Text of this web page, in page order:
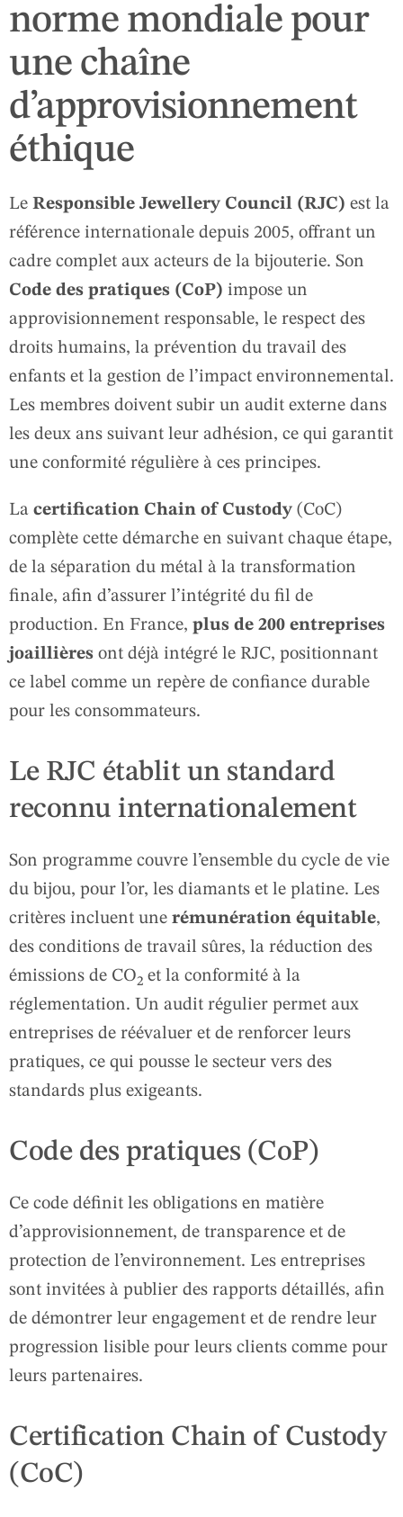
norme mondiale pour
une chaîne
d’approvisionnement
éthique
Le Responsible Jewellery Council (RJC) est la
référence internationale depuis 2005, offrant un
cadre complet aux acteurs de la bijouterie. Son
Code des pratiques (CoP) impose un
approvisionnement responsable, le respect des
droits humains, la prévention du travail des
enfants et la gestion de l’impact environnemental.
Les membres doivent subir un audit externe dans
les deux ans suivant leur adhésion, ce qui garantit
une conformité régulière à ces principes.
La certification Chain of Custody (CoC)
complète cette démarche en suivant chaque étape,
de la séparation du métal à la transformation
finale, afin d’assurer l’intégrité du fil de
production. En France, plus de 200 entreprises
joaillières ont déjà intégré le RJC, positionnant
ce label comme un repère de confiance durable
pour les consommateurs.
Le RJC établit un standard
reconnu internationalement
Son programme couvre l’ensemble du cycle de vie
du bijou, pour l’or, les diamants et le platine. Les
critères incluent une rémunération équitable,
des conditions de travail sûres, la réduction des
émissions de CO₂ et la conformité à la
réglementation. Un audit régulier permet aux
entreprises de réévaluer et de renforcer leurs
pratiques, ce qui pousse le secteur vers des
standards plus exigeants.
Code des pratiques (CoP)
Ce code définit les obligations en matière
d’approvisionnement, de transparence et de
protection de l’environnement. Les entreprises
sont invitées à publier des rapports détaillés, afin
de démontrer leur engagement et de rendre leur
progression lisible pour leurs clients comme pour
leurs partenaires.
Certification Chain of Custody
(CoC)